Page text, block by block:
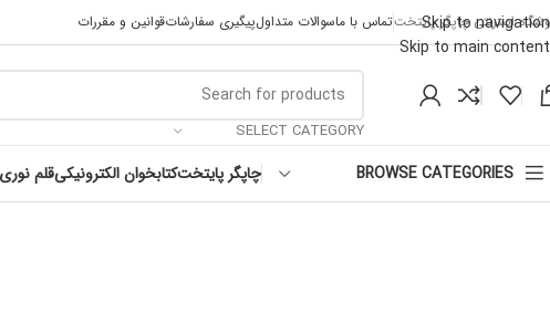
Skip to navigation
Skip to main content
اینترنتی چاپگر پایتختتماس با ماسوالات متداولپیگیری سفارشاتقوانین و مقررات
SELECT CATEGORY
BROWSE CATEGORIES چاپگر پایتختکتابخوان الکترونیکیقلم نوری